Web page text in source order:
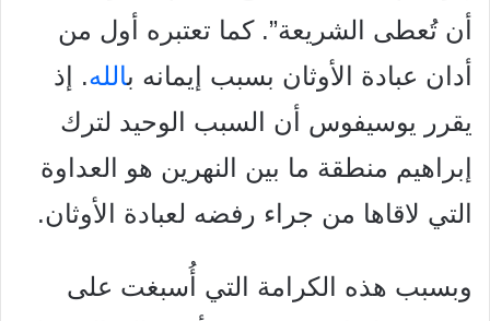
أن تُعطى الشريعة”. كما تعتبره أول من
أدان عبادة الأوثان بسبب إيمانه بالله. إذ
يقرر يوسيفوس أن السبب الوحيد لترك
إبراهيم منطقة ما بين النهرين هو العداوة
التي لاقاها من جراء رفضه لعبادة الأوثان.
وبسبب هذه الكرامة التي أُسبغت على